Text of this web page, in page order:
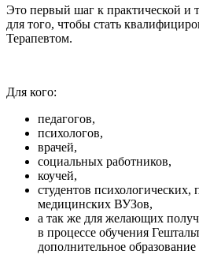
Это первый шаг к практической и
для того, чтобы стать
Терапевтом.
Для кого:
педагогов,
психологов,
врачей,
социальных работников,
коучей,
студентов психологических,
медицинских ВУЗов,
а так же для желающих
в процессе обучения
дополнительное